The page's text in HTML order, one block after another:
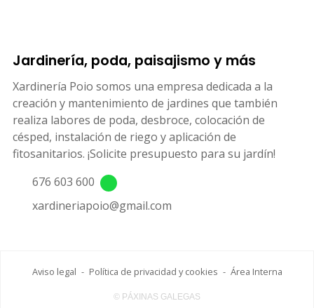
Jardinería, poda, paisajismo y más
Xardinería Poio somos una empresa dedicada a la
creación y mantenimiento de jardines que también
realiza labores de poda, desbroce, colocación de
césped, instalación de riego y aplicación de
fitosanitarios. ¡Solicite presupuesto para su jardín!
676 603 600
xardineriapoio@gmail.com
Aviso legal - Política de privacidad y cookies - Área Interna
© PÁXINAS GALEGAS